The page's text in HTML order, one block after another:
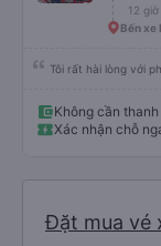
12
Bến xe
Tôi rất hài lòng với
Không cần
Xác nhận chỗ
Đặt mua vé